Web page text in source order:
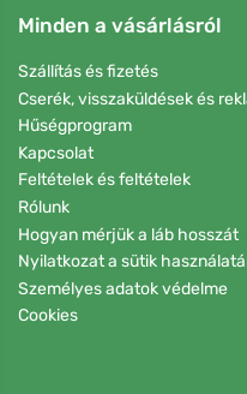
Minden a vásárlásról
Szállítás és fizetés
Cserék, visszaküldések és
Hűségprogram
Kapcsolat
Feltételek és feltételek
Rólunk
Hogyan mérjük a láb hosszát
Nyilatkozat a sütik
Személyes adatok védelme
Cookies